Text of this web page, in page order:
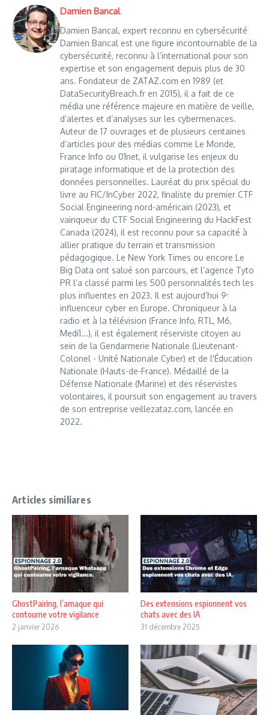
Damien Bancal
Damien Bancal, expert reconnu en cybersécurité
Damien Bancal est une figure incontournable de la
cybersécurité, reconnu à l’international pour son
expertise et son engagement depuis plus de 30
ans. Fondateur de ZATAZ.com en 1989 (et
DataSecurityBreach.fr en 2015), il a fait de ce
média une référence majeure en matière de veille,
d’alertes et d’analyses sur les cybermenaces.
Auteur de 17 ouvrages et de plusieurs centaines
d’articles pour des médias comme Le Monde,
France Info ou 01net, il vulgarise les enjeux du
piratage informatique et de la protection des
données personnelles. Lauréat du prix spécial du
livre au FIC/InCyber 2022, finaliste du premier CTF
Social Engineering nord-américain (2023), et
vainqueur du CTF Social Engineering du HackFest
Canada (2024), il est reconnu pour sa capacité à
allier pratique du terrain et transmission
pédagogique. Le New York Times ou encore Le
Big Data ont salué son parcours, et l’agence Tyto
PR l’a classé parmi les 500 personnalités tech les
plus influentes en 2023. Il est aujourd’hui 9ᵉ
influenceur cyber en Europe. Chroniqueur à la
radio et à la télévision (France Info, RTL, M6,
Medi1...), il est également réserviste citoyen au
sein de la Gendarmerie Nationale (Lieutenant-
Colonel - Unité Nationale Cyber) et de l'Éducation
Nationale (Hauts-de-France). Médaillé de la
Défense Nationale (Marine) et des réservistes
volontaires, il poursuit son engagement au travers
de son entreprise veillezataz.com, lancée en
2022.
Articles similiares
GhostPairing, l’arnaque qui
contourne votre vigilance
2 janvier 2026
Des extensions espionnent vos
chats avec des IA
31 décembre 2025